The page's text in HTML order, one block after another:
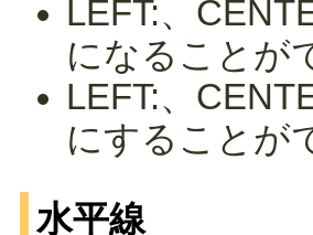
LEFT:、
になることが
LEFT:、
にすることが
水平線